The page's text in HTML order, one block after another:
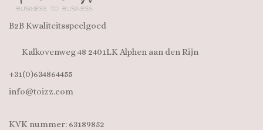
B2B Kwaliteitsspeelgoed
Kalkovenweg 48 2401LK Alphen aan den Rijn
+31(0)634864455
info@toizz.com
KVK nummer: 63189852